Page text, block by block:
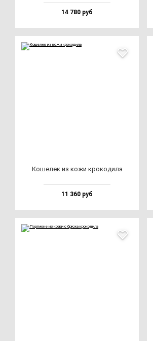
14 780 руб
Коше­лек из ко­жи кро­ко­ди­ла
11 360 руб